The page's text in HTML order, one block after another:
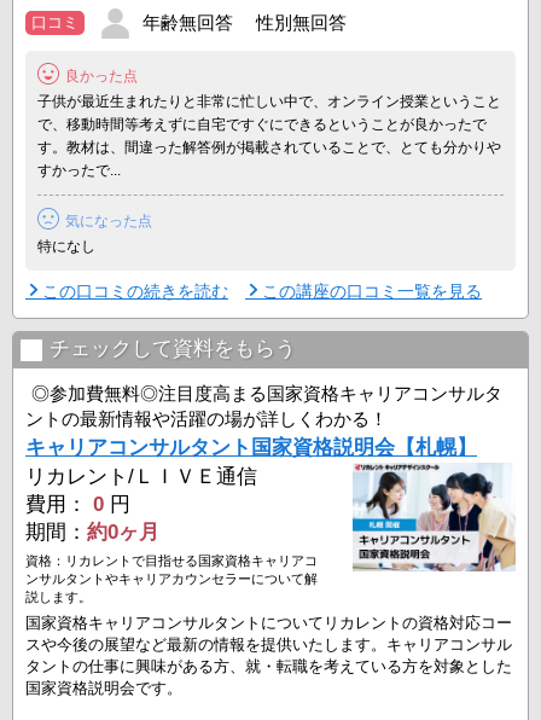
ライブ通信講座では、リカレントの全課程通学コースの「講義編」の
授業を、映像にて自宅にいながらにして受講することが出来ます。
高い合格率を誇るリカレントの本物のライブ授業が ...
口コミ 年齢無回答 性別無回答
良かった点
子供が最近生まれたりと非常に忙しい中で、オンライン授業ということ
で、移動時間等考えずに自宅ですぐにできるということが良かったで
す。教材は、間違った解答例が掲載されていることで、とても分かりや
すかったで...
気になった点
特になし
この口コミの続きを読む この講座の口コミ一覧を見る
チェックして資料をもらう
◎参加費無料◎注目度高まる国家資格キャリアコンサルタ
ントの最新情報や活躍の場が詳しくわかる！
キャリアコンサルタント国家資格説明会【札幌】
リカレント/ＬＩＶＥ通信
費用：
0 円
期間： 約0ヶ月
資格：リカレントで目指せる国家資格キャリアコ
ンサルタントやキャリアカウンセラーについて解
説します。
国家資格キャリアコンサルタントについてリカレントの資格対応コー
スや今後の展望など最新の情報を提供いたします。キャリアコンサル
タントの仕事に興味がある方、就・転職を考えている方を対象とした
国家資格説明会です。